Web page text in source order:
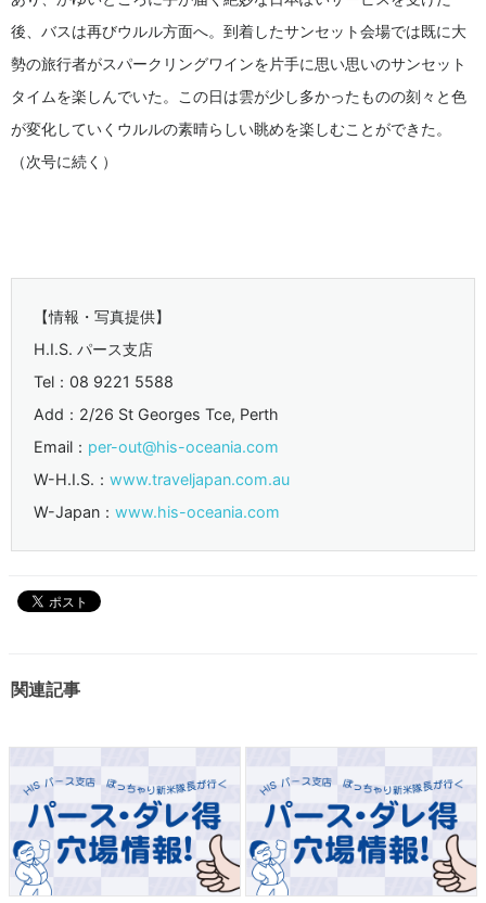
後、バスは再びウルル方面へ。到着したサンセット会場では既に大
勢の旅行者がスパークリングワインを片手に思い思いのサンセット
タイムを楽しんでいた。この日は雲が少し多かったものの刻々と色
が変化していくウルルの素晴らしい眺めを楽しむことができた。
（次号に続く）
【情報・写真提供】
H.I.S. パース支店
Tel：08 9221 5588
Add：2/26 St Georges Tce, Perth
Email： per-out@his-oceania.com
W-H.I.S.： www.traveljapan.com.au
W-Japan： www.his-oceania.com
関連記事